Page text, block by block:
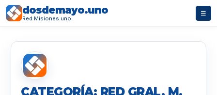
dosdemayo.uno
Red Misiones.uno
☰
CATEGORÍA: RED GRAL. M.